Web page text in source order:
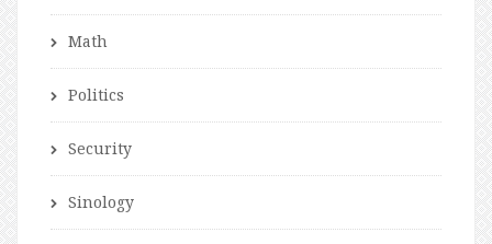
Math
Politics
Security
Sinology